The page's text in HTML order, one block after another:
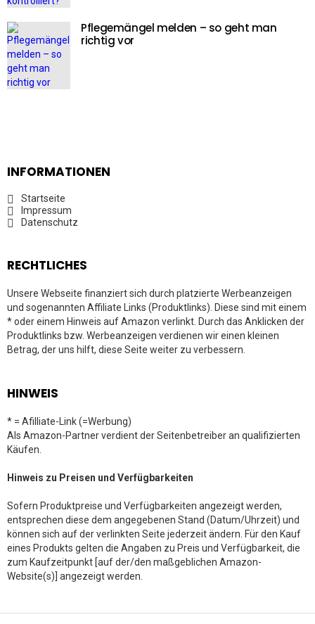
Pflegemängel melden – so geht man
richtig vor
INFORMATIONEN
Startseite
Impressum
Datenschutz
RECHTLICHES
Unsere Webseite finanziert sich durch platzierte Werbeanzeigen
und sogenannten Affiliate Links (Produktlinks). Diese sind mit einem
* oder einem Hinweis auf Amazon verlinkt. Durch das Anklicken der
Produktlinks bzw. Werbeanzeigen verdienen wir einen kleinen
Betrag, der uns hilft, diese Seite weiter zu verbessern.
HINWEIS
* = Afilliate-Link (=Werbung)
Als Amazon-Partner verdient der Seitenbetreiber an qualifizierten
Käufen.
Hinweis zu Preisen und Verfügbarkeiten
Sofern Produktpreise und Verfügbarkeiten angezeigt werden,
entsprechen diese dem angegebenen Stand (Datum/Uhrzeit) und
können sich auf der verlinkten Seite jederzeit ändern. Für den Kauf
eines Produkts gelten die Angaben zu Preis und Verfügbarkeit, die
zum Kaufzeitpunkt [auf der/den maßgeblichen Amazon-
Website(s)] angezeigt werden.